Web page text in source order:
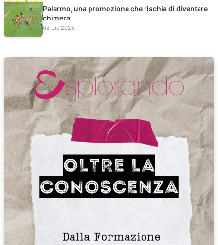
Palermo, una promozione che rischia di diventare
chimera
02 Dic 2025